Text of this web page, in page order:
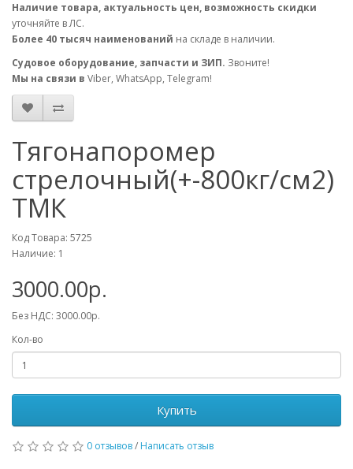
Наличие товара, актуальность цен, возможность скидки
уточняйте в ЛС.
Более 40 тысяч наименований на складе в наличии.
Судовое оборудование, запчасти и ЗИП. Звоните!
Мы на связи в Viber, WhatsApp, Telegram!
Тягонапоромер
стрелочный(+-800кг/см2)
ТМК
Код Товара: 5725
Наличие: 1
3000.00р.
Без НДС: 3000.00р.
Кол-во
Купить
0 отзывов/ Написать отзыв